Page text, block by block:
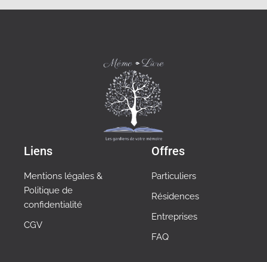
Liens
Mentions légales &
Politique de
confidentialité
CGV
Offres
Particuliers
Résidences
Entreprises
FAQ